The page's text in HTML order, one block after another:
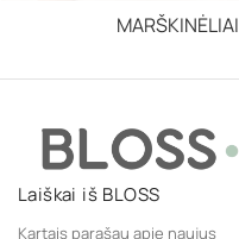
MARŠKINĖLIAI
Laiškai iš BLOSS
Kartais parašau apie naujus